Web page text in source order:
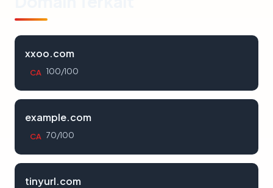
xxoo.com
CA 100/100
example.com
CA 70/100
tinyurl.com